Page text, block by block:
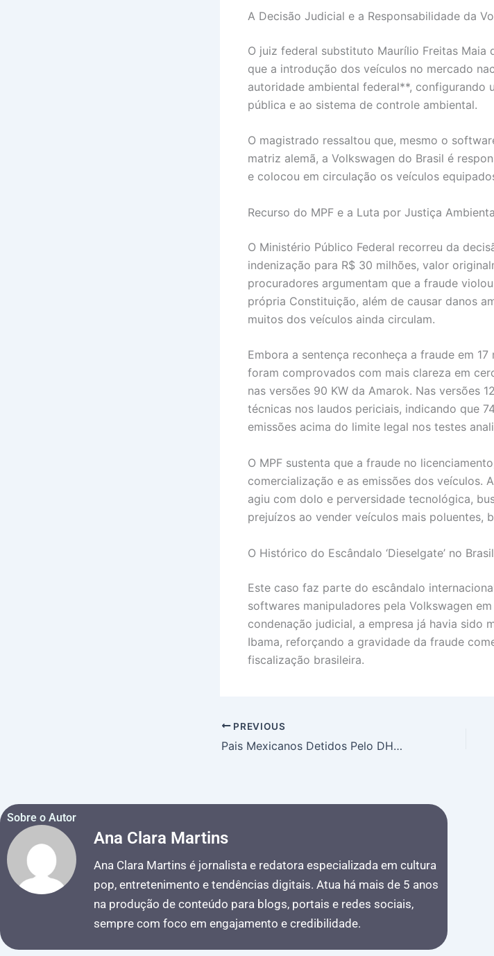
A Decisão Judicial e a Responsabilidade da
O juiz federal substituto Maurílio Freitas Maia
que a introdução dos veículos no mercado
autoridade ambiental federal**, configurando
pública e ao sistema de controle ambiental.
O magistrado ressaltou que, mesmo o
matriz alemã, a Volkswagen do Brasil é
e colocou em circulação os veículos
Recurso do MPF e a Luta por Justiça
O Ministério Público Federal recorreu da
indenização para R$ 30 milhões, valor
procuradores argumentam que a fraude
própria Constituição, além de causar danos
muitos dos veículos ainda circulam.
Embora a sentença reconheça a fraude em
foram comprovados com mais clareza em
nas versões 90 KW da Amarok. Nas versões
técnicas nos laudos periciais, indicando que
emissões acima do limite legal nos testes
O MPF sustenta que a fraude no
comercialização e as emissões dos veículos.
agiu com dolo e perversidade tecnológica,
prejuízos ao vender veículos mais poluentes,
O Histórico do Escândalo ‘Dieselgate’ no Brasil
Este caso faz parte do escândalo
softwares manipuladores pela Volkswagen
condenação judicial, a empresa já havia sido
Ibama, reforçando a gravidade da fraude
fiscalização brasileira.
PREVIOUS
Pais Mexicanos Detidos Pelo DHS Se Reúnem Com Filho Americano Doente Em Últimos Dias De Vida
Sobre o Autor
Ana Clara Martins
Ana Clara Martins é jornalista e redatora especializada em cultura
pop, entretenimento e tendências digitais. Atua há mais de 5 anos
na produção de conteúdo para blogs, portais e redes sociais,
sempre com foco em engajamento e credibilidade.